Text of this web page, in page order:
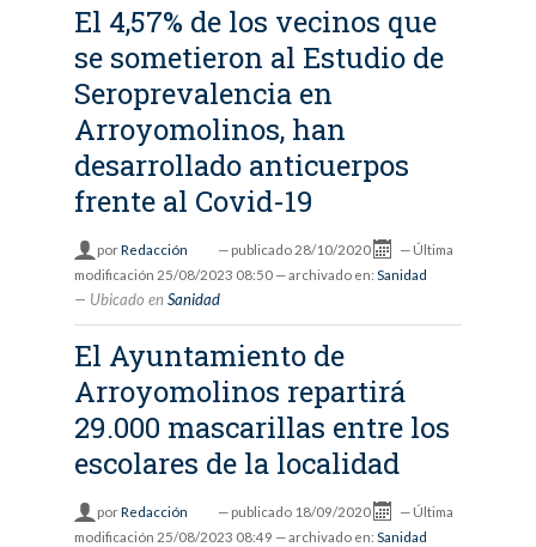
El 4,57% de los vecinos que
se sometieron al Estudio de
Seroprevalencia en
Arroyomolinos, han
desarrollado anticuerpos
frente al Covid-19
porRedacción — publicado 28/10/2020 — Última
modificación 25/08/2023 08:50 — archivado en: Sanidad
Ubicado en Sanidad
El Ayuntamiento de
Arroyomolinos repartirá
29.000 mascarillas entre los
escolares de la localidad
porRedacción — publicado 18/09/2020 — Última
modificación 25/08/2023 08:49 — archivado en: Sanidad